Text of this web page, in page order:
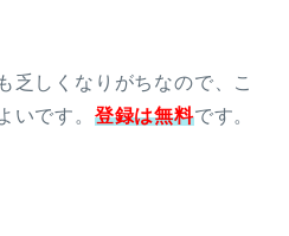
乏しくなりがちなので、こ
いです。 登録は無料です。